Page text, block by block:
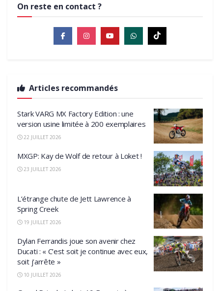
On reste en contact ?
Articles recommandés
Stark VARG MX Factory Edition : une
version usine limitée à 200 exemplaires
22 JUILLET 2026
MXGP: Kay de Wolf de retour à Loket !
23 JUILLET 2026
L’étrange chute de Jett Lawrence à
Spring Creek
19 JUILLET 2026
Dylan Ferrandis joue son avenir chez
Ducati : « C’est soit je continue avec eux,
soit j’arrête »
10 JUILLET 2026